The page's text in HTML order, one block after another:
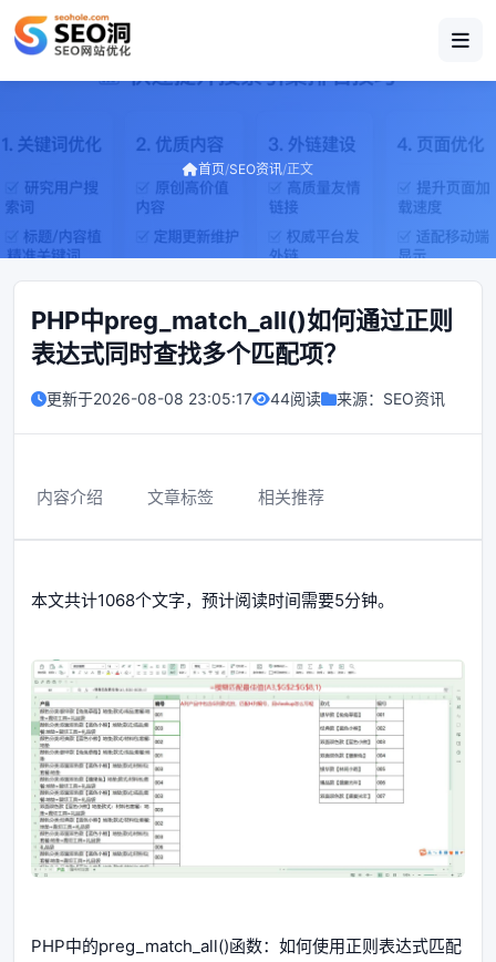
首页/SEO资讯/正文
PHP中preg_match_all()如何通过正则
表达式同时查找多个匹配项？
更新于2026-08-08 23:05:17 44阅读 来源： SEO资讯
内容介绍 文章标签 相关推荐
本文共计1068个文字，预计阅读时间需要5分钟。
PHP中的preg_match_all()函数：如何使用正则表达式匹配